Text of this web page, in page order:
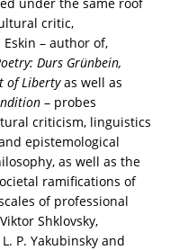
critic,
– author of,
Durs Grünbein,
of Libertyas well as
– probes
criticism, linguistics
epistemological
as well as the
ramifications of
of professional
Shklovsky,
P. Yakubinsky and